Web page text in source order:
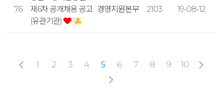
76
제6차 공개채용 공고
(유관기관)
경영지원본부 2103 19-08-12
1 2 3 4 5 6 7 8 9 10